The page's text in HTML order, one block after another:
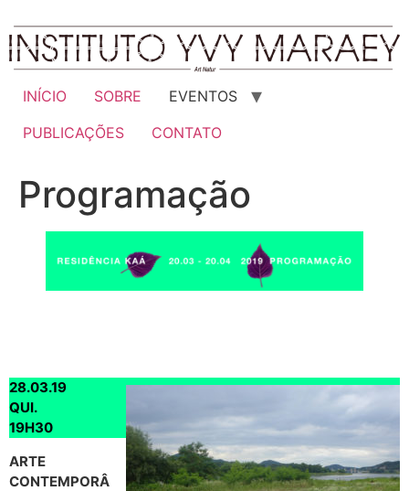
para
conteúdo
INÍCIO
SOBRE
EVENTOS
PUBLICAÇÕES
CONTATO
Programação
28.03.19
QUI.
19H30
ARTE
CONTEMPORÂ